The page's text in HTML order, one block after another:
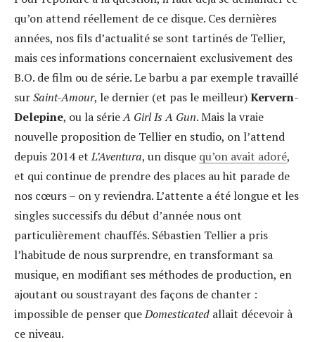
qu’on attend réellement de ce disque. Ces dernières
années, nos fils d’actualité se sont tartinés de Tellier,
mais ces informations concernaient exclusivement des
B.O. de film ou de série. Le barbu a par exemple travaillé
surSaint-Amour, le dernier (et pas le meilleur)Kervern-
Delepine, ou la sérieA Girl Is A Gun. Mais la vraie
nouvelle proposition de Tellier en studio, on l’attend
depuis 2014 etL’Aventura, un disque qu’on avait adoré,
et qui continue de prendre des places au hit parade de
nos cœurs – on y reviendra. L’attente a été longue et les
singles successifs du début d’année nous ont
particulièrement chauffés. Sébastien Tellier a pris
l’habitude de nous surprendre, en transformant sa
musique, en modifiant ses méthodes de production, en
ajoutant ou soustrayant des façons de chanter :
impossible de penser queDomesticated allait décevoir à
ce niveau.